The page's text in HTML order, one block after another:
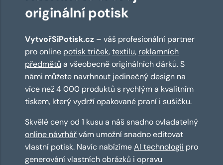
originální potisk
VytvořSiPotisk.cz – váš profesionální partner
pro online potisk triček,textilu, reklamních
předmětů a všeobecně originálních dárků. S
námi můžete navrhnout jedinečný design na
více než 4 000 produktů s rychlým a kvalitním
tiskem, který vydrží opakované praní i sušičku.
Skvělé ceny od 1 kusu a náš snadno ovladatelný
online návrhářvám umožní snadno editovat
vlastní potisk. Navíc nabízímeAI technologii pro
generování vlastních obrázků i opravu